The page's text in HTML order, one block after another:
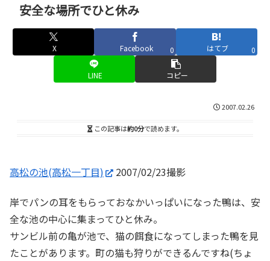
安全な場所でひと休み
X Facebook 0 はてブ 0
LINE コピー
2007.02.26
この記事は約0分で読めます。
高松の池(高松一丁目) 2007/02/23撮影
岸でパンの耳をもらっておなかいっぱいになった鴨は、安
全な池の中心に集まってひと休み。
サンビル前の亀が池で、猫の餌食になってしまった鴨を見
たことがあります。町の猫も狩りができるんですね(ちょ